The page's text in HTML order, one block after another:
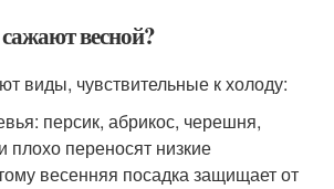
весной?
виды, чувствительные к холоду:
персик, абрикос, черешня,
плохо переносят низкие
весенняя посадка защищает от